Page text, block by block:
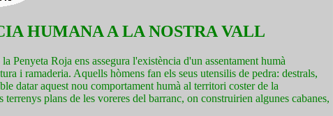
HUMANA A LA NOSTRA VALL
Penyeta Roja ens assegura l'existència d'un assentament humà
i ramaderia. Aquells hòmens fan els seus utensilis de pedra: destrals,
datar aquest nou comportament humà al territori coster de la
plans de les voreres del barranc, on construirien algunes cabanes,